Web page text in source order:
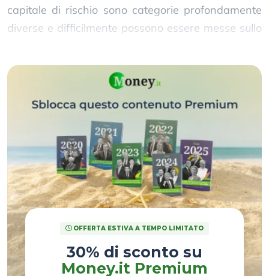
capitale di rischio sono categorie profondamente
diverse e difficilmente possono essere messe sullo
OFFERTA ESTIVA A TEMPO LIMITATO
30% di sconto su
Money.it Premium